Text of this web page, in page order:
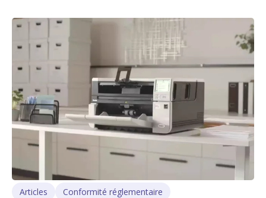
Articles Conformité réglementaire